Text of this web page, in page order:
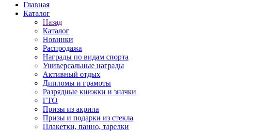
Главная
Каталог
Назад
Каталог
Новинки
Распродажа
Награды по видам спорта
Универсальные награды
Активный отдых
Дипломы и грамоты
Разрядные книжки и значки
ГТО
Призы из акрила
Призы и подарки из стекла
Плакетки, панно, тарелки